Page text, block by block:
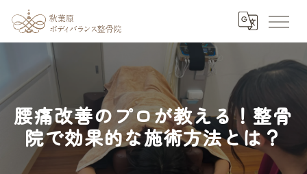
腰痛改善のプロが教える！整骨
院で効果的な施術方法とは？